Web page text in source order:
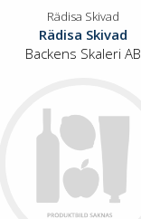
Rädisa Skivad
Rädisa Skivad
Backens Skaleri AB